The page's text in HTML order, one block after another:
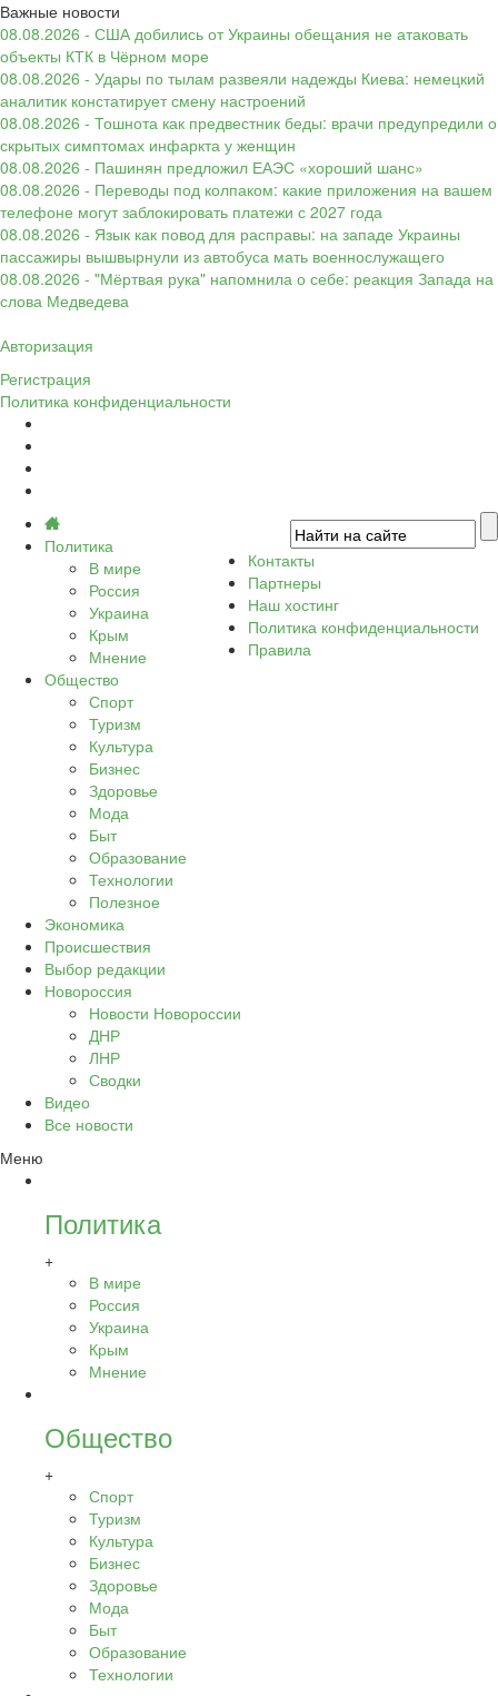
Важные новости
08.08.2026 - США добились от Украины обещания не атаковать
объекты КТК в Чёрном море
08.08.2026 - Удары по тылам развеяли надежды Киева: немецкий
аналитик констатирует смену настроений
08.08.2026 - Тошнота как предвестник беды: врачи предупредили о
скрытых симптомах инфаркта у женщин
08.08.2026 - Пашинян предложил ЕАЭС «хороший шанс»
08.08.2026 - Переводы под колпаком: какие приложения на вашем
телефоне могут заблокировать платежи с 2027 года
08.08.2026 - Язык как повод для расправы: на западе Украины
пассажиры вышвырнули из автобуса мать военнослужащего
08.08.2026 - "Мёртвая рука" напомнила о себе: реакция Запада на
слова Медведева
Авторизация
Регистрация
Политика конфиденциальности
Политика
В мире
Россия
Украина
Крым
Мнение
Общество
Спорт
Туризм
Культура
Бизнес
Здоровье
Мода
Быт
Образование
Технологии
Полезное
Экономика
Происшествия
Выбор редакции
Новороссия
Новости Новороссии
ДНР
ЛНР
Сводки
Видео
Все новости
Меню
Политика
+
В мире
Россия
Украина
Крым
Мнение
Общество
+
Спорт
Туризм
Культура
Бизнес
Здоровье
Мода
Быт
Образование
Технологии
Контакты
Партнеры
Наш хостинг
Политика конфиденциальности
Правила